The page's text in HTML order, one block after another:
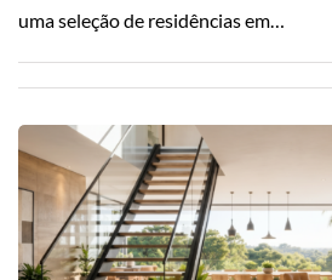
uma seleção de residências em…